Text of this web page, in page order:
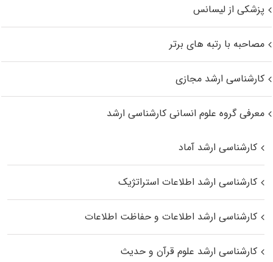
پزشکی از لیسانس
مصاحبه با رتبه های برتر
کارشناسی ارشد مجازی
معرفی گروه علوم انسانی کارشناسی ارشد
کارشناسی ارشد آماد
کارشناسی ارشد اطلاعات استراتژیک
کارشناسی ارشد اطلاعات و حفاظت اطلاعات
کارشناسی ارشد علوم قرآن و حدیث